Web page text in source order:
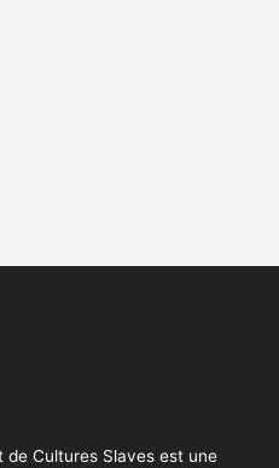
de Cultures Slaves est une